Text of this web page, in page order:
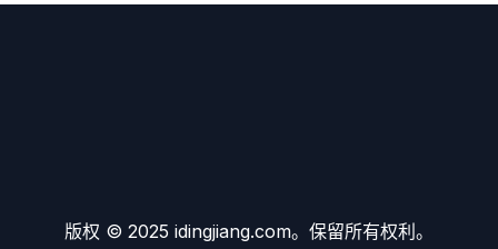
版权 © 2025 idingjiang.com。保留所有权利。